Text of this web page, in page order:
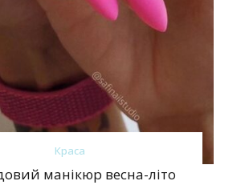
Краса
манікюр весна-літо